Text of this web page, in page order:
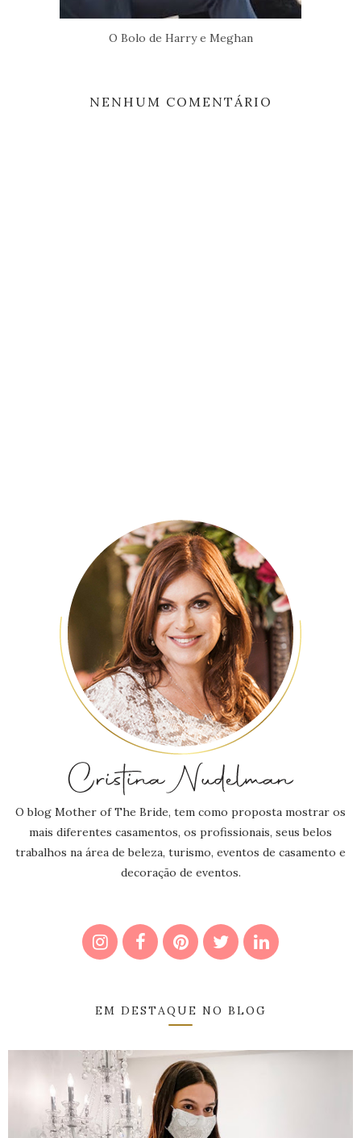
O Bolo de Harry e Meghan
NENHUM COMENTÁRIO
O blog Mother of The Bride, tem como proposta mostrar os
mais diferentes casamentos, os profissionais, seus belos
trabalhos na área de beleza, turismo, eventos de casamento e
decoração de eventos.
EM DESTAQUE NO BLOG